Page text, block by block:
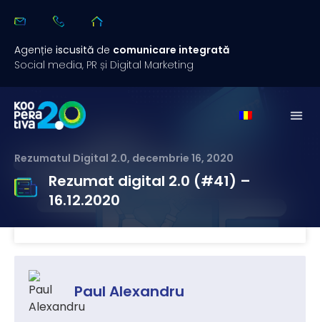
Agenție iscusită de comunicare integrată
Social media, PR și Digital Marketing
Rezumatul Digital 2.0, decembrie 16, 2020
Rezumat digital 2.0 (#41) –
16.12.2020
Paul Alexandru